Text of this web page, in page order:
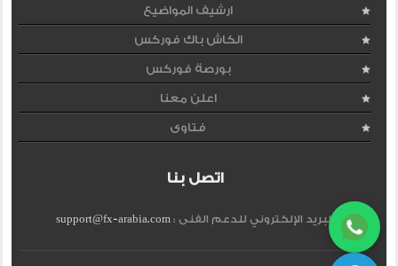
ارشيف المواضيع
الكاش باك فوركس
بورصة فوركس
اعلن معنا
فتاوى
اتصل بنا
البريد الإلكتروني للدعم الفنى :support@fx-arabia.com